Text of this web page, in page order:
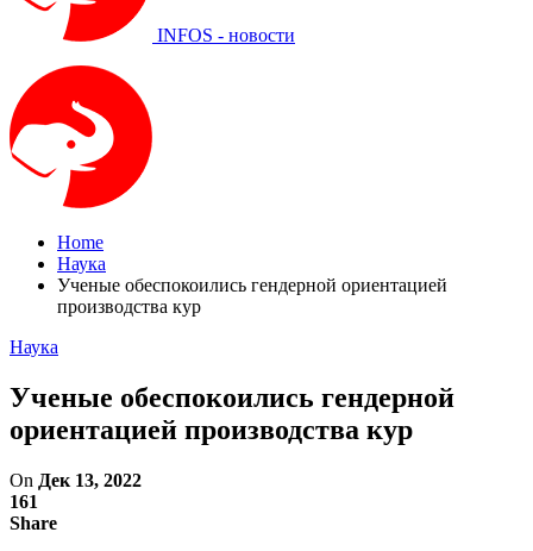
INFOS - новости
Home
Наука
Ученые обеспокоились гендерной ориентацией
производства кур
Наука
Ученые обеспокоились гендерной
ориентацией производства кур
On Дек 13, 2022
161
Share